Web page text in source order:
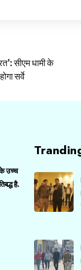
सीएम धामी के
सर्वे
के उच्च
है.